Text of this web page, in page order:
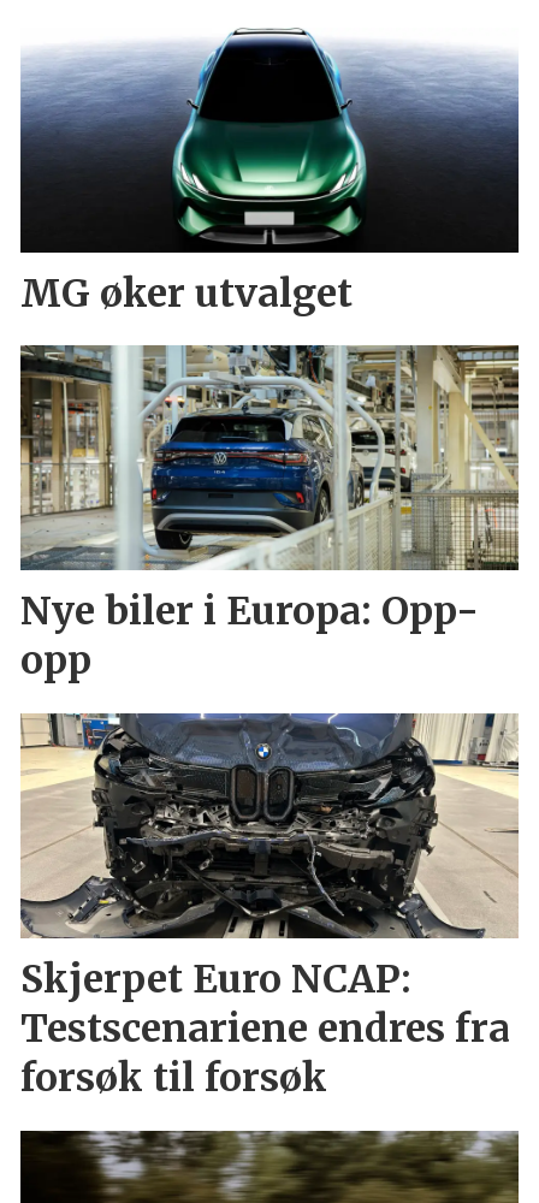
MG øker utvalget
Nye biler i Europa: Opp-
opp
Skjerpet Euro NCAP:
Testscenariene endres fra
forsøk til forsøk